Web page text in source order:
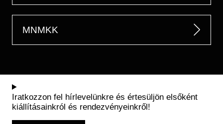
MNMKK
Iratkozzon fel hírlevelünkre és értesüljön elsőként
kiállításainkról és rendezvényeinkről!